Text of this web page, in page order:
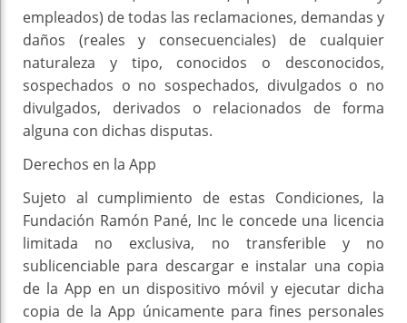
empleados) de todas las reclamaciones, demandas y
daños (reales y consecuenciales) de cualquier
naturaleza y tipo, conocidos o desconocidos,
sospechados o no sospechados, divulgados o no
divulgados, derivados o relacionados de forma
alguna con dichas disputas.
Derechos en la App
Sujeto al cumplimiento de estas Condiciones, la
Fundación Ramón Pané, Inc le concede una licencia
limitada no exclusiva, no transferible y no
sublicenciable para descargar e instalar una copia
de la App en un dispositivo móvil y ejecutar dicha
copia de la App únicamente para fines personales